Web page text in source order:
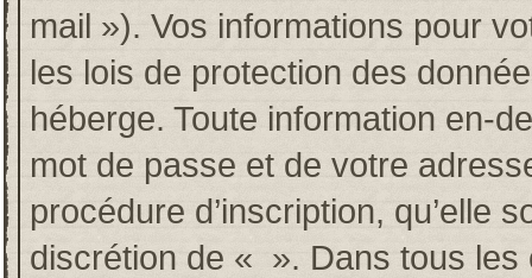
mail »). Vos informations pour
les lois de protection des
héberge. Toute information en-
mot de passe et de votre
procédure d’inscription, qu’elle
discrétion de « ». Dans tous